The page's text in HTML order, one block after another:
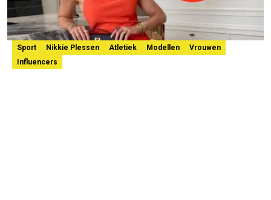
Sport Nikkie Plessen Atletiek Modellen
Vrouwen
Influencers